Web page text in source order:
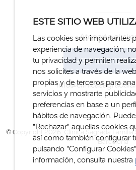
Atención al
+34 932 122
© Copyright 2026. Clínica Sagrada Família
Barcelona
ESTE SITIO WEB
Las cookies son importantes
experiencia de navegación,
tu privacidad y permiten
nos solicites a través de la
propias y de terceros para
servicios y mostrarte
preferencias en base a un
hábitos de navegación.
"Rechazar" aquellas cookies
así como también configurar
pulsando "Configurar
información, consulta nuestra